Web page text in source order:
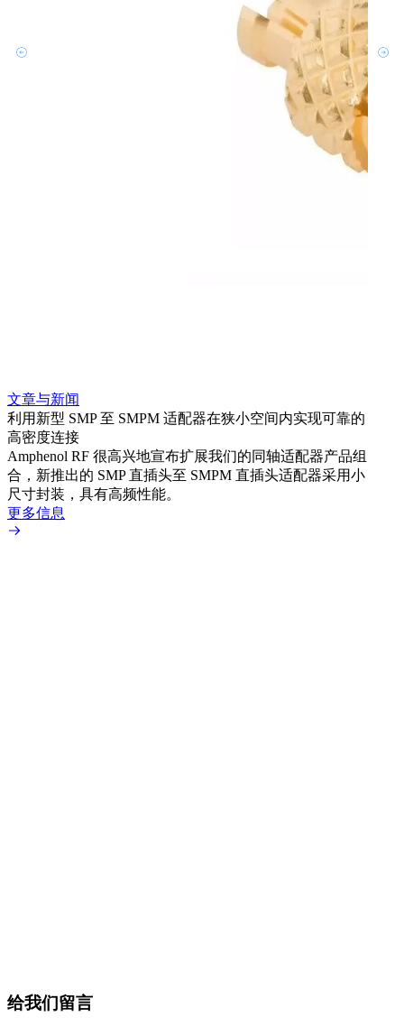
文章与新闻
利用新型 SMP 至 SMPM 适配器在狭小空间内实现可靠的
高密度连接
Amphenol RF 很高兴地宣布扩展我们的同轴适配器产品组
合，新推出的 SMP 直插头至 SMPM 直插头适配器采用小
尺寸封装，具有高频性能。
更多信息
给我们留言